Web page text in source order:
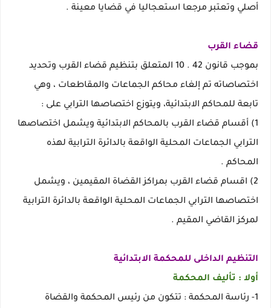
أصلي وتعتبر مرجعا استعجاليا في قضايا معينة .
قضاء القرب
بموجب قانون 42 . 10 المتعلق بتنظيم قضاء القرب وتحديد
اختصاصاته تم إلغاء محاكم الجماعات والمقاطعات ، وهي
تابعة للمحاكم الابتدائية، ويتوزع اختصاصها الترابي على :
1) أقسام قضاء القرب بالمحاكم الابتدائية ويشمل اختصاصها
الترابي الجماعات المحلية الواقعة بالدائرة الترابية لهذه
المحاكم .
2) اقسام قضاء القرب بمراكز القضاة المقيمين ، ويشمل
اختصاصها الترابي الجماعات المحلية الواقعة بالدائرة الترابية
لمركز القاضي المقيم .
التنظيم الداخلى للمحكمة الابتدائية
أولا : تأليف المحكمة
1- رئاسة المحكمة : تتكون من رئيس المحكمة والقضاة